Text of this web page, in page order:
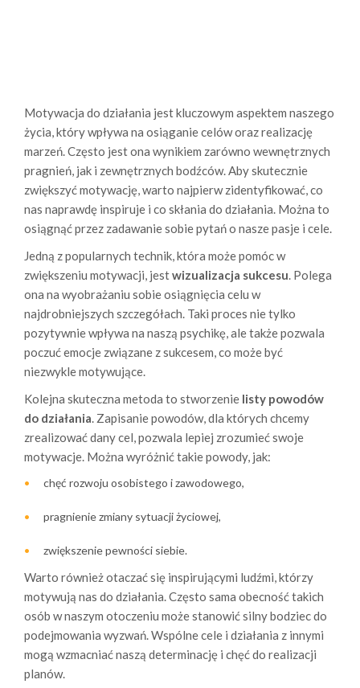
Motywacja do działania jest kluczowym aspektem naszego
życia, który wpływa na osiąganie celów oraz realizację
marzeń. Często jest ona wynikiem zarówno wewnętrznych
pragnień, jak i zewnętrznych bodźców. Aby skutecznie
zwiększyć motywację, warto najpierw zidentyfikować, co
nas naprawdę inspiruje i co skłania do działania. Można to
osiągnąć przez zadawanie sobie pytań o nasze pasje i cele.
Jedną z popularnych technik, która może pomóc w
zwiększeniu motywacji, jestwizualizacja sukcesu. Polega
ona na wyobrażaniu sobie osiągnięcia celu w
najdrobniejszych szczegółach. Taki proces nie tylko
pozytywnie wpływa na naszą psychikę, ale także pozwala
poczuć emocje związane z sukcesem, co może być
niezwykle motywujące.
Kolejna skuteczna metoda to stworzenie listy powodów
do działania. Zapisanie powodów, dla których chcemy
zrealizować dany cel, pozwala lepiej zrozumieć swoje
motywacje. Można wyróżnić takie powody, jak:
chęć rozwoju osobistego i zawodowego,
pragnienie zmiany sytuacji życiowej,
zwiększenie pewności siebie.
Warto również otaczać się inspirującymi ludźmi, którzy
motywują nas do działania. Często sama obecność takich
osób w naszym otoczeniu może stanowić silny bodziec do
podejmowania wyzwań. Wspólne cele i działania z innymi
mogą wzmacniać naszą determinację i chęć do realizacji
planów.